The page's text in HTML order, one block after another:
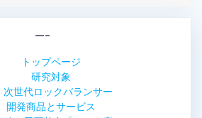
—–
トップページ
研究対象
次世代ロックバランサー
開発商品とサービス